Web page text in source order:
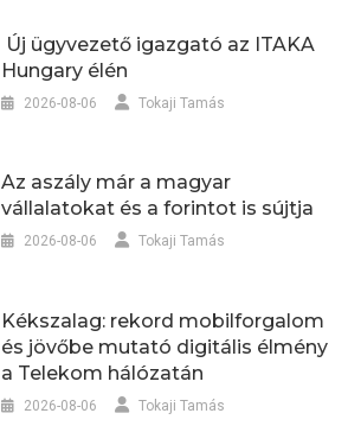
Új ügyvezető igazgató az ITAKA
Hungary élén
2026-08-06 Tokaji Tamás
Az aszály már a magyar
vállalatokat és a forintot is sújtja
2026-08-06 Tokaji Tamás
Kékszalag: rekord mobilforgalom
és jövőbe mutató digitális élmény
a Telekom hálózatán
2026-08-06 Tokaji Tamás